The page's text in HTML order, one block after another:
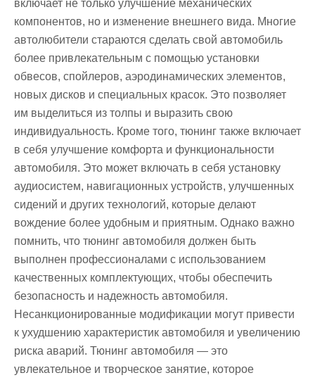
включает не только улучшение механических
компонентов, но и изменение внешнего вида. Многие
автолюбители стараются сделать свой автомобиль
более привлекательным с помощью установки
обвесов, спойлеров, аэродинамических элементов,
новых дисков и специальных красок. Это позволяет
им выделиться из толпы и выразить свою
индивидуальность. Кроме того, тюнинг также включает
в себя улучшение комфорта и функциональности
автомобиля. Это может включать в себя установку
аудиосистем, навигационных устройств, улучшенных
сидений и других технологий, которые делают
вождение более удобным и приятным. Однако важно
помнить, что тюнинг автомобиля должен быть
выполнен профессионалами с использованием
качественных комплектующих, чтобы обеспечить
безопасность и надежность автомобиля.
Несанкционированные модификации могут привести
к ухудшению характеристик автомобиля и увеличению
риска аварий. Тюнинг автомобиля — это
увлекательное и творческое занятие, которое